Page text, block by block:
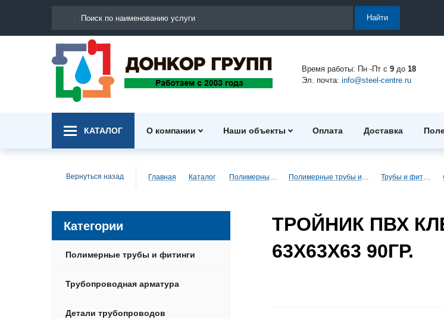
Найти
Время работы: Пн -Пт с 9до 18
Эл. почта: info@steel-centre.ru
КАТАЛОГ О компании Наши объекты Оплата Доставка
Вернуться назад Главная Каталог Полимерные трубы и фитинги Полимерные трубы и фитинги для водоснабжения Трубы и фитинги ПВХ (клеевые)
ТРОЙНИК ПВХ
63X63X63 90ГР.
Категории
Полимерные трубы и фитинги
Трубопроводная арматура
Детали трубопроводов